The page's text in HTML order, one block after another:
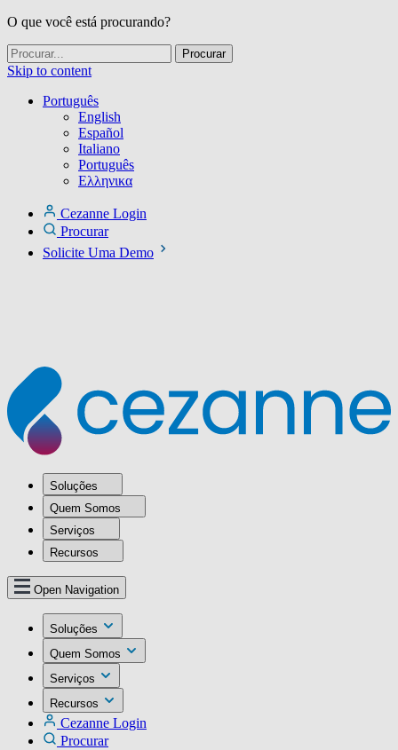
O que você está procurando?
Skip to content
Português
English
Español
Italiano
Português
Ελληνικα
Cezanne Login
Procurar
Solicite Uma Demo
Soluções
Quem Somos
Serviços
Recursos
Open Navigation
Soluções
Quem Somos
Serviços
Recursos
Cezanne Login
Procurar